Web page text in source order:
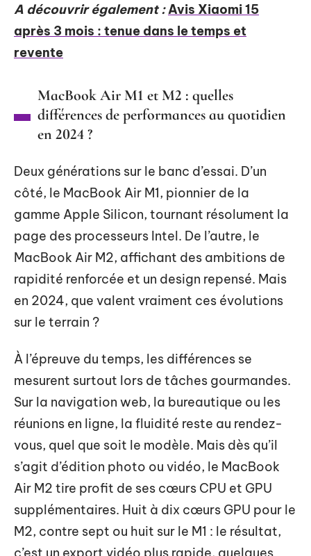
A découvrir également : Avis Xiaomi 15
après 3 mois : tenue dans le temps et
revente
MacBook Air M1 et M2 : quelles
différences de performances au quotidien
en 2024 ?
Deux générations sur le banc d’essai. D’un
côté, le MacBook Air M1, pionnier de la
gamme Apple Silicon, tournant résolument la
page des processeurs Intel. De l’autre, le
MacBook Air M2, affichant des ambitions de
rapidité renforcée et un design repensé. Mais
en 2024, que valent vraiment ces évolutions
sur le terrain ?
À l’épreuve du temps, les différences se
mesurent surtout lors de tâches gourmandes.
Sur la navigation web, la bureautique ou les
réunions en ligne, la fluidité reste au rendez-
vous, quel que soit le modèle. Mais dès qu’il
s’agit d’édition photo ou vidéo, le MacBook
Air M2 tire profit de ses cœurs CPU et GPU
supplémentaires. Huit à dix cœurs GPU pour le
M2, contre sept ou huit sur le M1 : le résultat,